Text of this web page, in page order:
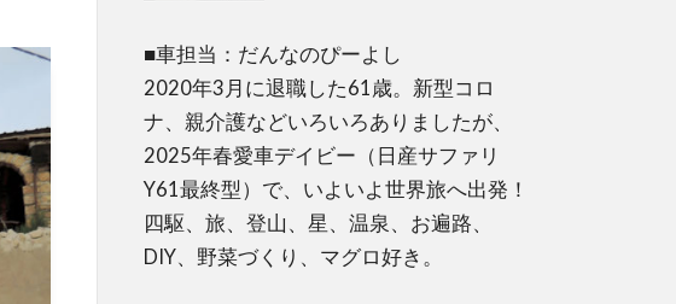
■車担当：だんなのぴーよし
2020年3月に退職した61歳。新型コロ
ナ、親介護などいろいろありましたが、
2025年春愛車デイビー（日産サファリ
Y61最終型）で、いよいよ世界旅へ出発！
四駆、旅、登山、星、温泉、お遍路、
DIY、野菜づくり、マグロ好き。